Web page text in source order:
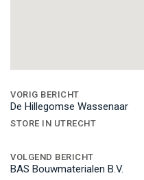
navigatie
VORIG BERICHT
De Hillegomse Wassenaar
STORE IN UTRECHT
VOLGEND BERICHT
BAS Bouwmaterialen B.V.